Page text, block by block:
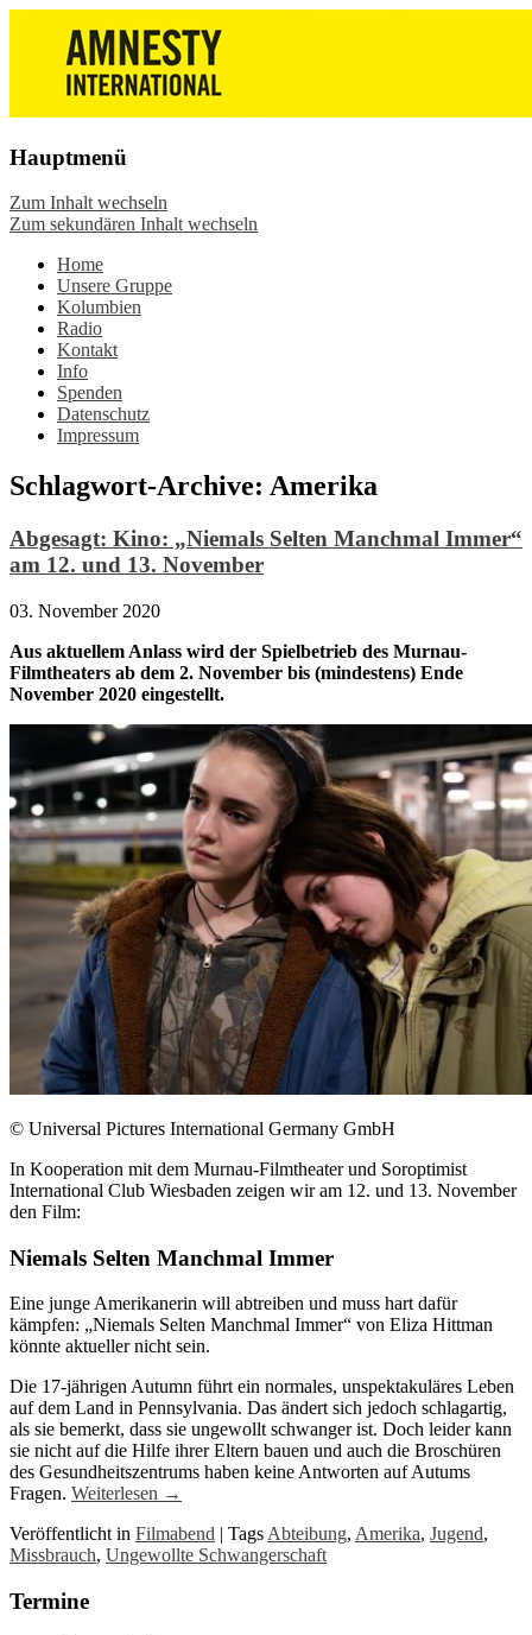
Amnesty International
Wiesbaden – Infos, Adresse,
Gruppentreffen
Die Wiesbadener Amnesty-Gruppen
stellen sich vor, bieten interessante
Veranstaltungen und Aktionen zum
Mitmachen – online oder in der Gruppe.
Sei dabei.
Hauptmenü
Zum Inhalt wechseln
Zum sekundären Inhalt wechseln
Home
Unsere Gruppe
Kolumbien
Radio
Kontakt
Info
Spenden
Datenschutz
Impressum
Schlagwort-Archive: Amerika
Abgesagt: Kino: „Niemals Selten Manchmal Immer“
am 12. und 13. November
03. November 2020
Aus aktuellem Anlass wird der Spielbetrieb des Murnau-
Filmtheaters ab dem 2. November bis (mindestens) Ende
November 2020 eingestellt.
© Universal Pictures International Germany GmbH
In Kooperation mit dem Murnau-Filmtheater und Soroptimist
International Club Wiesbaden zeigen wir am 12. und 13. November
den Film:
Niemals Selten Manchmal Immer
Eine junge Amerikanerin will abtreiben und muss hart dafür
kämpfen: „Niemals Selten Manchmal Immer“ von Eliza Hittman
könnte aktueller nicht sein.
Die 17-jährigen Autumn führt ein normales, unspektakuläres Leben
auf dem Land in Pennsylvania. Das ändert sich jedoch schlagartig,
als sie bemerkt, dass sie ungewollt schwanger ist. Doch leider kann
sie nicht auf die Hilfe ihrer Eltern bauen und auch die Broschüren
des Gesundheitszentrums haben keine Antworten auf Autums
Fragen. Weiterlesen →
Veröffentlicht in Filmabend | TagsAbteibung, Amerika, Jugend,
Missbrauch, Ungewollte Schwangerschaft
Termine